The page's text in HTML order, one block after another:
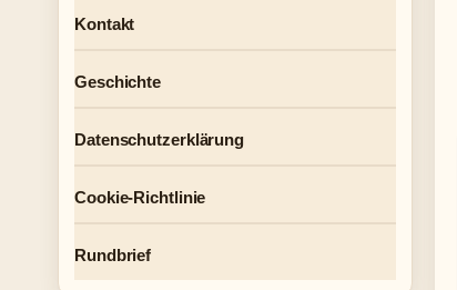
Kontakt
Geschichte
Datenschutzerklärung
Cookie-Richtlinie
Rundbrief